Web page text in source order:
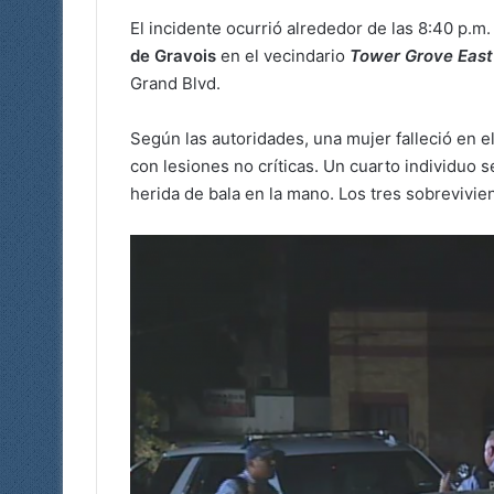
El incidente ocurrió alrededor de las 8:40
de Gravois en el vecindario Tower Grove East
Grand Blvd.
Según las autoridades, una mujer falleció en
con lesiones no críticas. Un cuarto individuo
herida de bala en la mano. Los tres